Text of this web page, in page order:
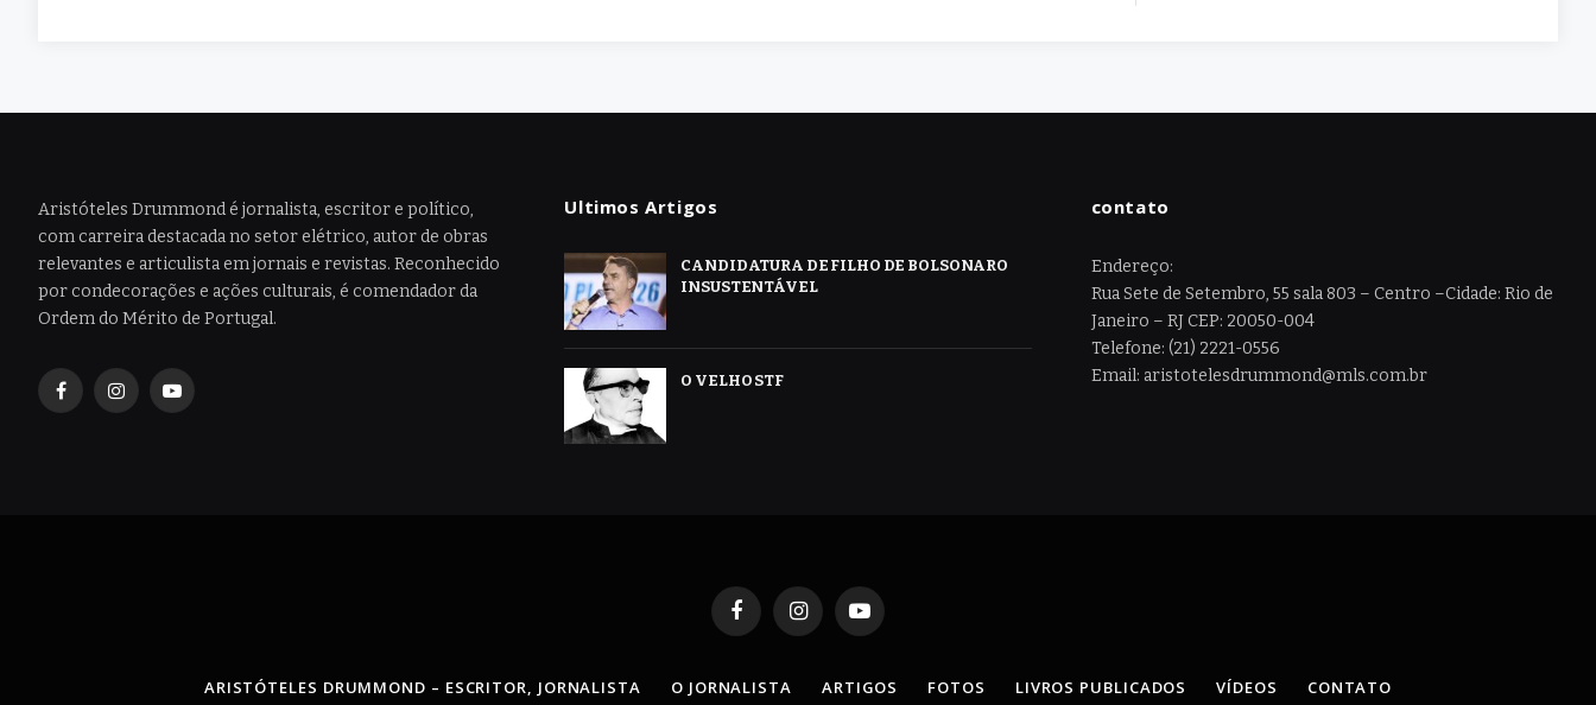
Aristóteles Drummond é jornalista, escritor e político,
com carreira destacada no setor elétrico, autor de obras
relevantes e articulista em jornais e revistas. Reconhecido
por condecorações e ações culturais, é comendador da
Ordem do Mérito de Portugal.
FacebookInstagramYouTube
Ultimos Artigos
CANDIDATURA DE FILHO DE BOLSONARO
INSUSTENTÁVEL
O VELHO STF
contato
Endereço:
Rua Sete de Setembro, 55 sala 803 – Centro –Cidade: Rio de
Janeiro – RJ CEP: 20050-004
Telefone: (21) 2221-0556
Email: aristotelesdrummond@mls.com.br
FacebookInstagramYouTube
ARISTÓTELES DRUMMOND – ESCRITOR, JORNALISTA O JORNALISTA ARTIGOS FOTOS LIVROS PUBLICADOS VÍDEOS CONTATO